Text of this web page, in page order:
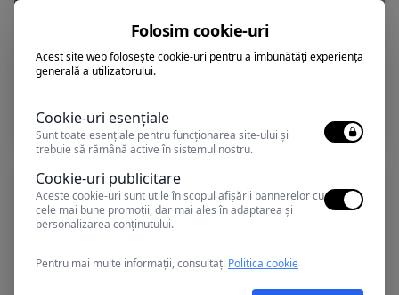
Costinesti, Romania
Folosim cookie-uri
Acest site web folosește cookie-uri pentru a îmbunătăți experiența
generală a utilizatorului.
Cookie-uri esențiale
Sunt toate esențiale pentru funcționarea site-ului și
trebuie să rămână active în sistemul nostru.
Cookie-uri publicitare
Aceste cookie-uri sunt utile în scopul afișării bannerelor cu
cele mai bune promoții, dar mai ales în adaptarea și
personalizarea conținutului.
Pentru mai multe informații, consultați Politica cookie